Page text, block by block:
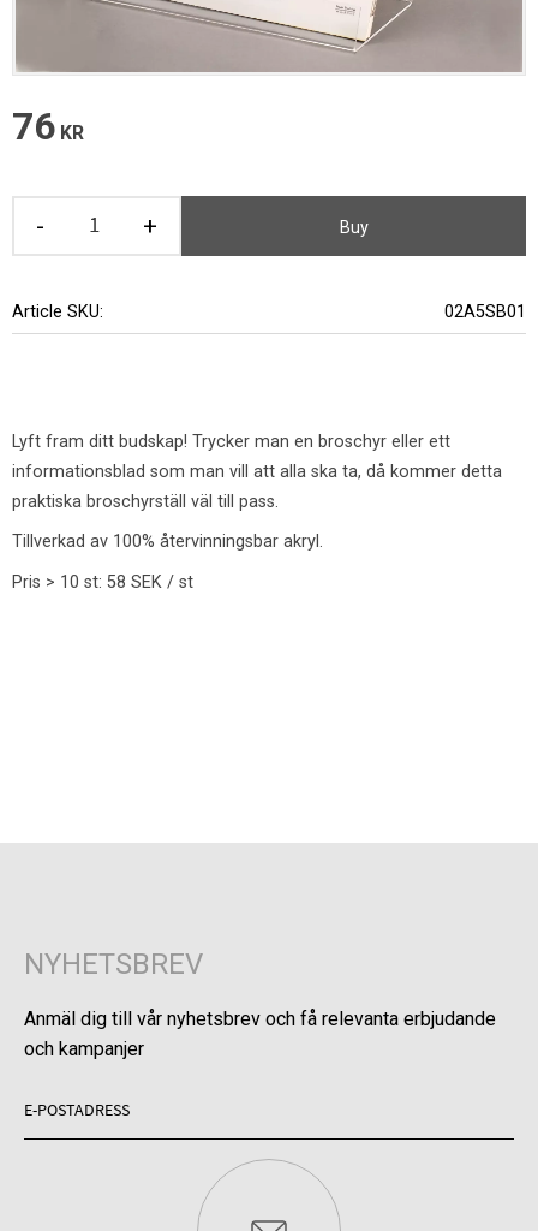
76 KR
+
- Buy
Article SKU 02A5SB01
Lyft fram ditt budskap! Trycker man en broschyr eller ett
informationsblad som man vill att alla ska ta, då kommer detta
praktiska broschyrställ väl till pass.
Tillverkad av 100% återvinningsbar akryl.
Pris > 10 st: 58 SEK / st
NYHETSBREV
Anmäl dig till vår nyhetsbrev och få relevanta erbjudande
och kampanjer